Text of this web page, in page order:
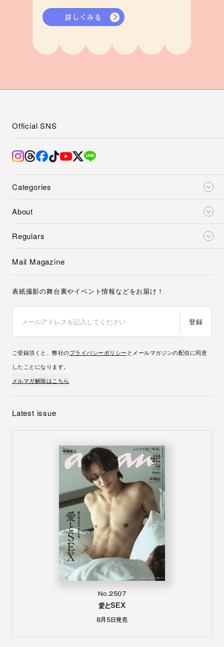
詳しくみる
Categories
About
Regulars
Official SNS
Mail Magazine
表紙撮影の舞台裏やイベント情報などをお届け！
登録
ご登録頂くと、弊社のプライバシーポリシー とメールマガジンの配信に同意
したことになります。
メルマガ解除はこちら
Latest issue
No.2507
愛とSEX
8月5日発売